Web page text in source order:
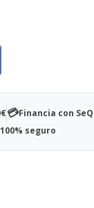
💳Financia con
seguro